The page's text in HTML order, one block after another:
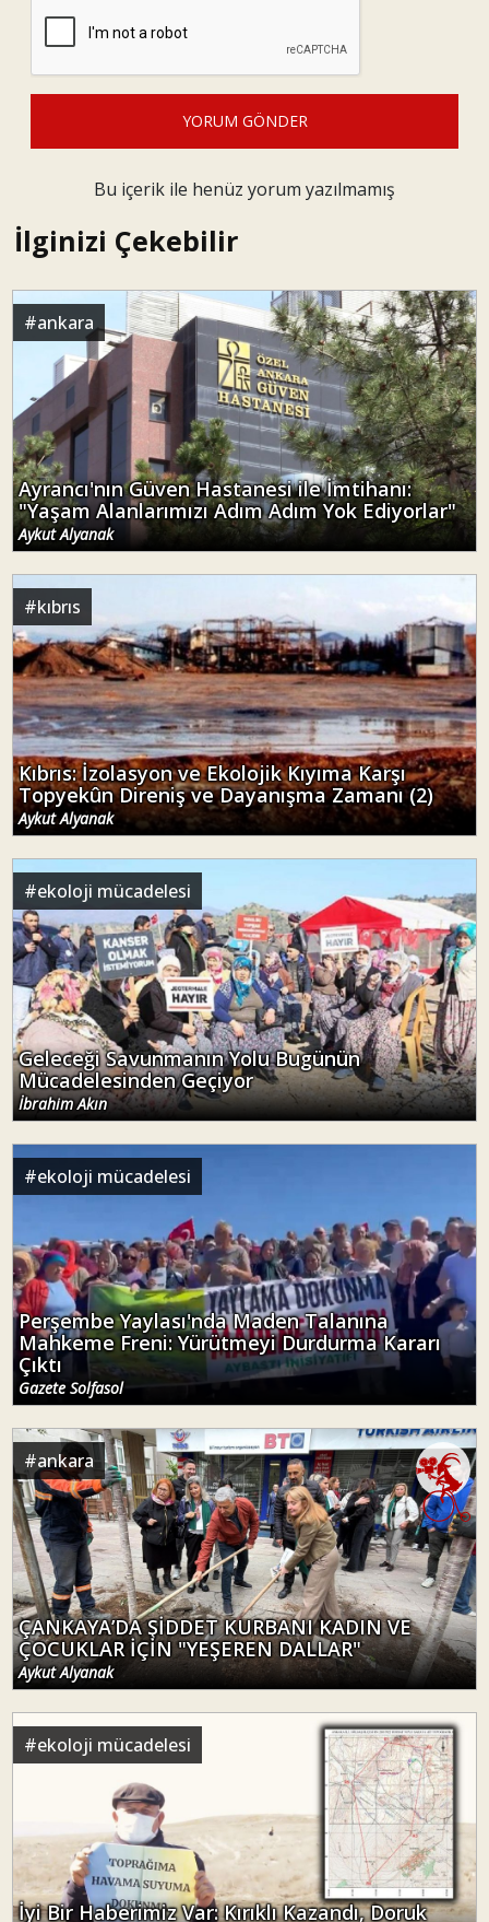
YORUM GÖNDER
Bu içerik ile henüz yorum yazılmamış
İlginizi Çekebilir
#ankara
Ayrancı'nın Güven Hastanesi ile İmtihanı:
"Yaşam Alanlarımızı Adım Adım Yok Ediyorlar"
Aykut Alyanak
#kıbrıs
Kıbrıs: İzolasyon ve Ekolojik Kıyıma Karşı
Topyekûn Direniş ve Dayanışma Zamanı (2)
Aykut Alyanak
#ekoloji mücadelesi
Geleceği Savunmanın Yolu Bugünün
Mücadelesinden Geçiyor
İbrahim Akın
#ekoloji mücadelesi
Perşembe Yaylası'nda Maden Talanına
Mahkeme Freni: Yürütmeyi Durdurma Kararı
Çıktı
Gazete Solfasol
#ankara
ÇANKAYA’DA ŞİDDET KURBANI KADIN VE
ÇOCUKLAR İÇİN "YEŞEREN DALLAR"
Aykut Alyanak
#ekoloji mücadelesi
İyi Bir Haberimiz Var: Kırıklı Kazandı, Doruk